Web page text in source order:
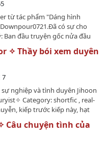
từ tác phẩm "Dáng hình
có sự cho
Ban đầu truyện gốc nửa đầu
để thành Fakenut toàn
đúng thực tế bên ngoài. Sẽ có
để phù hợp với vị trí và độ
các bạn có thể thông cảm và
✧ Thầy bói xem duyên
7
nghiệp và tình duyên Jihoon
Category: shortfic , real-
kiếp trước kiếp này, hạt
Jeong Jihoon (Chovy) x
From Project "Meow Amour
✧ Câu chuyện tình của